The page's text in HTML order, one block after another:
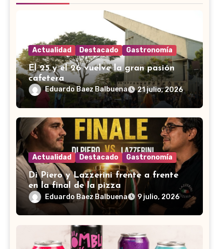
Actualidad Destacado Gastronomía
El 25 y el 26 vuelve la gran pasión
cafetera
Eduardo Baez Balbuena 21 julio, 2026
Actualidad Destacado Gastronomía
Di Piero y Lazzerini frente a frente
en la final de la pizza
Eduardo Baez Balbuena 9 julio, 2026